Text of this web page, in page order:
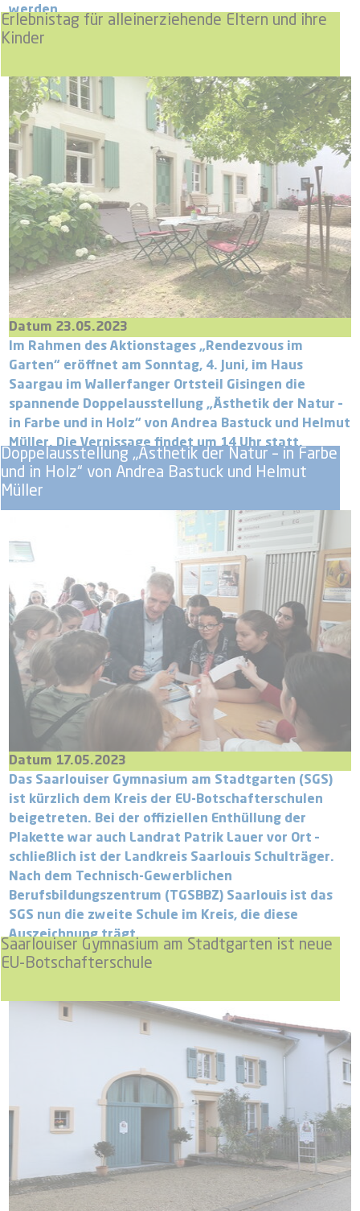
Erlebnistag für alleinerziehende Eltern und ihre
Kinder
werden.
Doppelausstellung „Ästhetik der Natur – in Farbe
und in Holz“ von Andrea Bastuck und Helmut
Müller
Datum 23.05.2023
Im Rahmen des Aktionstages „Rendezvous im
Garten“ eröffnet am Sonntag, 4. Juni, im Haus
Saargau im Wallerfanger Ortsteil Gisingen die
spannende Doppelausstellung „Ästhetik der Natur –
in Farbe und in Holz“ von Andrea Bastuck und Helmut
Müller. Die Vernissage findet um 14 Uhr statt.
Saarlouiser Gymnasium am Stadtgarten ist neue
EU-Botschafterschule
Datum 17.05.2023
Das Saarlouiser Gymnasium am Stadtgarten (SGS)
ist kürzlich dem Kreis der EU-Botschafterschulen
beigetreten. Bei der offiziellen Enthüllung der
Plakette war auch Landrat Patrik Lauer vor Ort –
schließlich ist der Landkreis Saarlouis Schulträger.
Nach dem Technisch-Gewerblichen
Berufsbildungszentrum (TGSBBZ) Saarlouis ist das
SGS nun die zweite Schule im Kreis, die diese
Auszeichnung trägt.